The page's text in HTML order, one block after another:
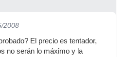
2008
El precio es tentador,
no serán lo máximo y la